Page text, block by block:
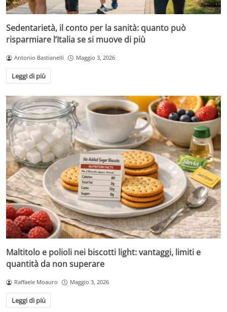
Sedentarietà, il conto per la sanità: quanto può
risparmiare l’Italia se si muove di più
Antonio Bastianelli Maggio 3, 2026
Leggi di più
Maltitolo e polioli nei biscotti light: vantaggi, limiti e
quantità da non superare
Raffaele Moauro Maggio 3, 2026
Leggi di più